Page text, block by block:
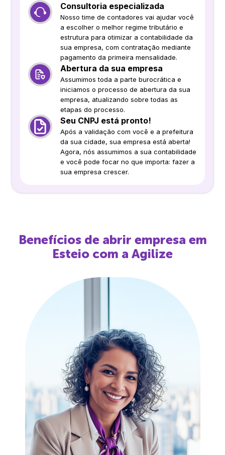
Consultoria especializada
Nosso time de contadores vai ajudar você
a escolher o melhor regime tributário e
estrutura para otimizar a contabilidade da
sua empresa, com contratação mediante
pagamento da primeira mensalidade.
Abertura da sua empresa
Assumimos toda a parte burocrática e
iniciamos o processo de abertura da sua
empresa, atualizando sobre todas as
etapas do processo.
Seu CNPJ está pronto!
Após a validação com você e a prefeitura
da sua cidade, sua empresa está aberta!
Agora, nós assumimos a sua contabilidade
e você pode focar no que importa: fazer a
sua empresa crescer.
Benefícios de abrir empresa em
Esteio com a Agilize